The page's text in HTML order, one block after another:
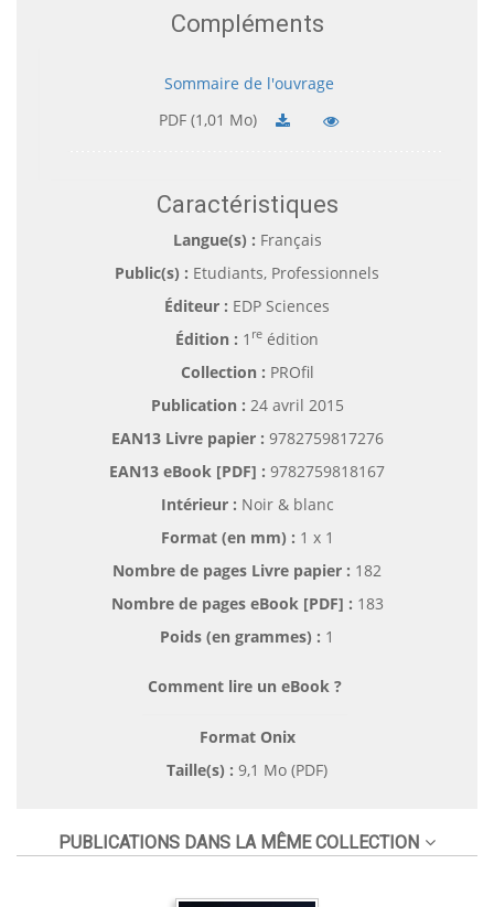
Compléments
Sommaire de l'ouvrage
PDF (1,01 Mo)
Caractéristiques
Langue(s) : Français
Public(s) : Etudiants, Professionnels
Éditeur : EDP Sciences
Édition : 1 re édition
Collection : PROfil
Publication : 24 avril 2015
EAN13 Livre papier : 9782759817276
EAN13 eBook [PDF] : 9782759818167
Intérieur : Noir & blanc
Format (en mm) : 1 x 1
Nombre de pages Livre papier : 182
Nombre de pages eBook [PDF] : 183
Poids (en grammes) : 1
Comment lire un eBook ?
Format Onix
Taille(s) : 9,1 Mo (PDF)
PUBLICATIONS DANS LA MÊME COLLECTION